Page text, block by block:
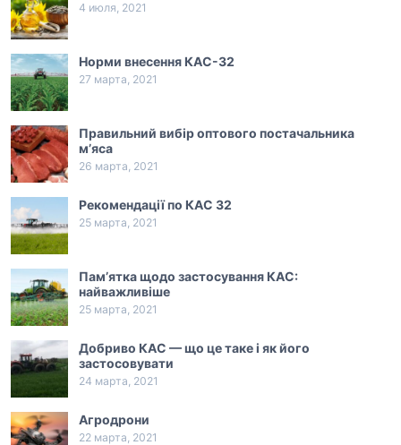
4 июля, 2021
Норми внесення КАС-32
27 марта, 2021
Правильний вибір оптового постачальника
м’яса
26 марта, 2021
Рекомендації по КАС 32
25 марта, 2021
Пам’ятка щодо застосування КАС:
найважливіше
25 марта, 2021
Добриво КАС — що це таке і як його
застосовувати
24 марта, 2021
Агродрони
22 марта, 2021